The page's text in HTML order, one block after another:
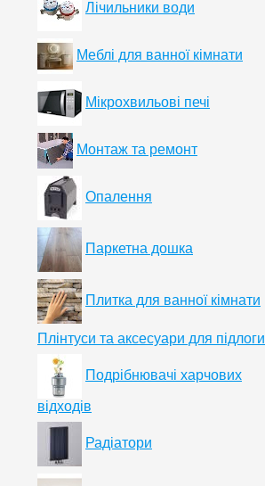
Лічильники води
Меблі для ванної кімнати
Мікрохвильові печі
Монтаж та ремонт
Опалення
Паркетна дошка
Плитка для ванної кімнати
Плінтуси та аксесуари для підлоги
Подрібнювачі харчових
відходів
Радіатори